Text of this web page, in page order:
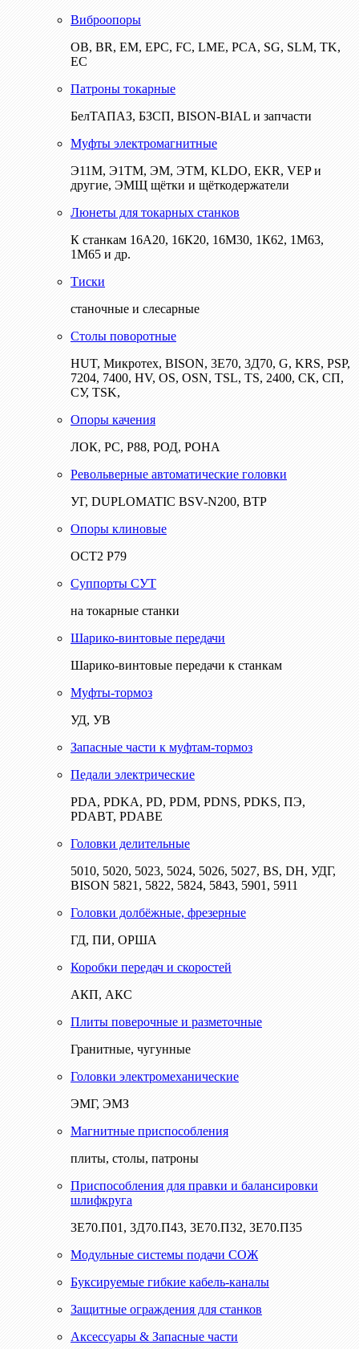
Виброопоры
ОВ, BR, EM, EPC, FC, LME, PCA, SG, SLM, TK,
EC
Патроны токарные
БелТАПАЗ, БЗСП, BISON-BIAL и запчасти
Муфты электромагнитные
Э11М, Э1ТМ, ЭМ, ЭТМ, KLDO, EKR, VEP и
другие, ЭМЩ щётки и щёткодержатели
Люнеты для токарных станков
К станкам 16А20, 16К20, 16М30, 1К62, 1М63,
1М65 и др.
Тиски
станочные и слесарные
Столы поворотные
HUT, Микротех, BISON, 3Е70, 3Д70, G, KRS, PSP,
7204, 7400, HV, OS, OSN, TSL, TS, 2400, СК, СП,
СУ, TSK,
Опоры качения
ЛОК, РС, Р88, РОД, РОНА
Револьверные автоматические головки
УГ, DUPLOMATIC BSV-N200, ВТР
Опоры клиновые
ОСТ2 Р79
Суппорты СУТ
на токарные станки
Шарико-винтовые передачи
Шарико-винтовые передачи к станкам
Муфты-тормоз
УД, УВ
Запасные части к муфтам-тормоз
Педали электрические
PDA, PDKA, PD, PDM, PDNS, PDKS, ПЭ,
PDABT, PDABE
Головки делительные
5010, 5020, 5023, 5024, 5026, 5027, BS, DH, УДГ,
BISON 5821, 5822, 5824, 5843, 5901, 5911
Головки долбёжные, фрезерные
ГД, ПИ, ОРША
Коробки передач и скоростей
АКП, АКС
Плиты поверочные и разметочные
Гранитные, чугунные
Головки электромеханические
ЭМГ, ЭМЗ
Магнитные приспособления
плиты, столы, патроны
Приспособления для правки и балансировки
шлифкруга
3Е70.П01, 3Д70.П43, 3Е70.П32, 3Е70.П35
Модульные системы подачи СОЖ
Буксируемые гибкие кабель-каналы
Защитные ограждения для станков
Аксессуары & Запасные части